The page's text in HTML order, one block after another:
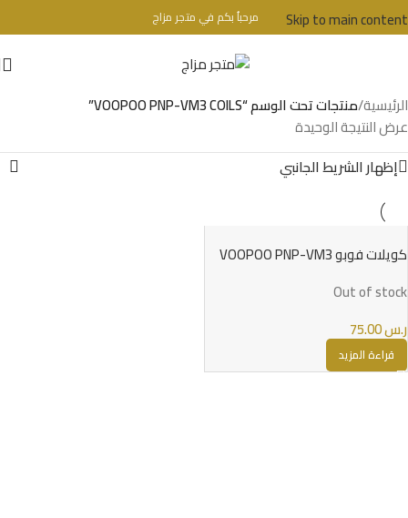
Skip to main content
تحذير : للبالغين فقط + 18 عام - WARINIG : Not For Sale For Minors
مرحباُ بكم في متجر مزاج
الرئيسية/منتجات تحت الوسم “VOOPOO PNP-VM3 COILS”
عرض النتيجة الوحيدة
إظهار الشريط الجانبي
كويلات فوبو VOOPOO PNP-VM3
Out of stock
ر.س
قراءة المزيد